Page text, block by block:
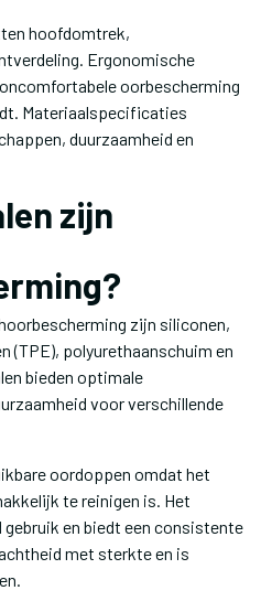
hoofdomtrek,
Ergonomische
oorbescherming
Materiaalspecificaties
duurzaamheid en
zijn
zijn siliconen,
(TPE), polyurethaanschuim en
bieden optimale
voor verschillende
oordoppen omdat het
te reinigen is. Het
en biedt een consistente
met sterkte en is